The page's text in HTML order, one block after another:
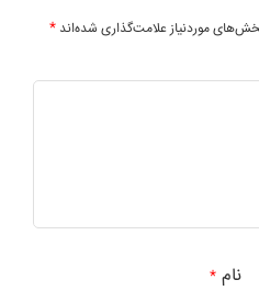
موردنیاز علامت‌گذاری شده‌اند *
نام *